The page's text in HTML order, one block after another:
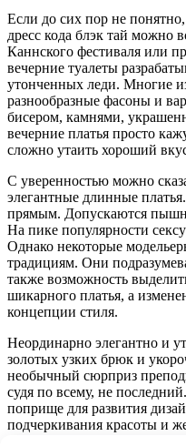
Если до сих пор не
дресс кода блэк тай можно
Каннского фестиваля или
вечерние туалеты
утонченных леди. Многие
разнообразные фасоны и
бисером, камнями,
вечерние платья просто
сложно утаить хороший
С уверенностью можно
элегантные длинные
прямым. Допускаются
На пике популярности
Однако некоторые
традициям. Они
также возможность
шикарного платья, а
концепции стиля.
Неординарно элегантно и
золотых узких брюк и
необычный сюрприз
судя по всему, не
поприще для развития
подчеркивания красоты и